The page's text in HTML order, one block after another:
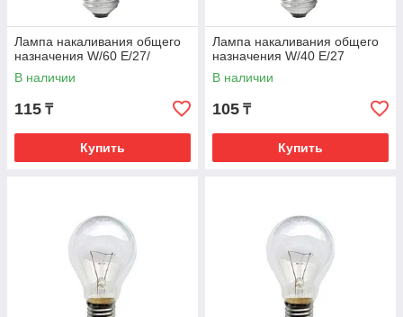
Лампа накаливания общего
назначения W/60 E/27/
В наличии
115 ₸
Купить
Лампа накаливания общего
назначения W/40 E/27
В наличии
105 ₸
Купить